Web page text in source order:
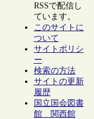
RSSで配信し
ています。
このサイトに
ついて
サイトポリシ
ー
検索の方法
サイトの更新
履歴
国立国会図書
館 関西館